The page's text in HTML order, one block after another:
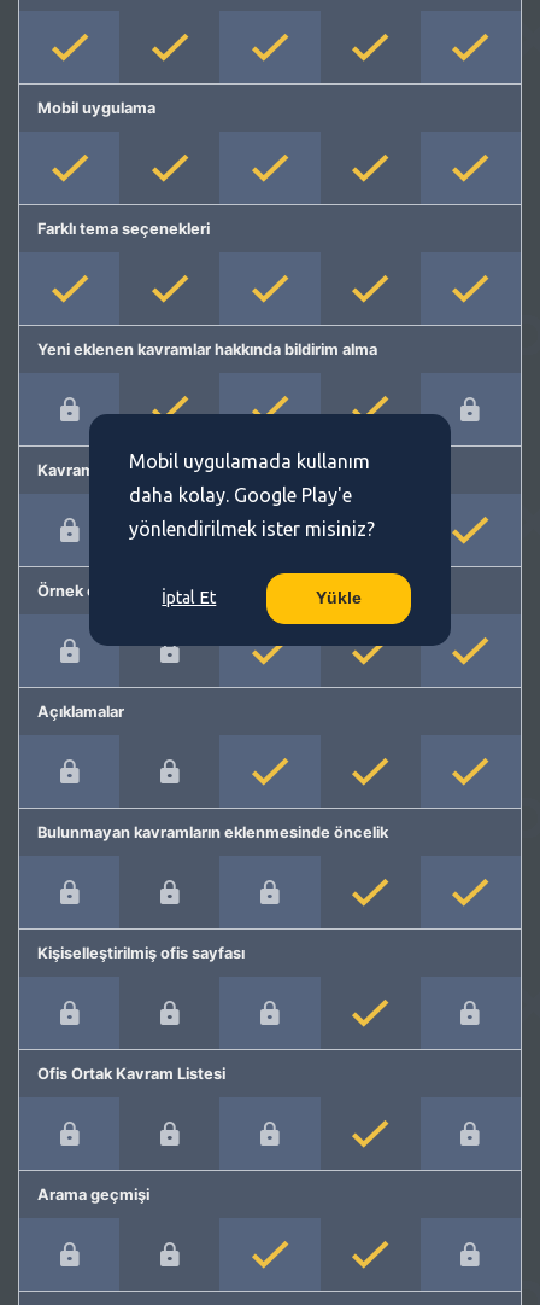
Mobil uygulama
Farklı tema seçenekleri
Yeni eklenen kavramlar hakkında bildirim alma
Kavram önerme
Örnek cümleler
Açıklamalar
Bulunmayan kavramların eklenmesinde öncelik
Kişiselleştirilmiş ofis sayfası
Ofis Ortak Kavram Listesi
Arama geçmişi
Mobil uygulamada kullanım
daha kolay. Google Play'e
yönlendirilmek ister misiniz?
İptal Et Yükle